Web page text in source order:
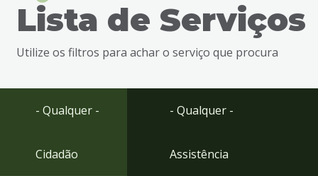
busca
Ir
Lista de Serviços
Utilize os filtros para achar o serviço que procura
- Qualquer -
Cidadão
- Qualquer -
Assistência